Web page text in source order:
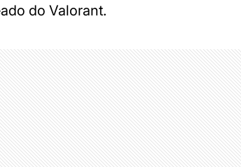
do Valorant.